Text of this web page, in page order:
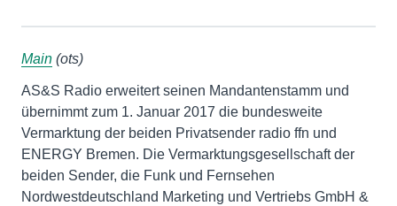
Main (ots)
AS&S Radio erweitert seinen Mandantenstamm und
übernimmt zum 1. Januar 2017 die bundesweite
Vermarktung der beiden Privatsender radio ffn und
ENERGY Bremen. Die Vermarktungsgesellschaft der
beiden Sender, die Funk und Fernsehen
Nordwestdeutschland Marketing und Vertriebs GmbH &